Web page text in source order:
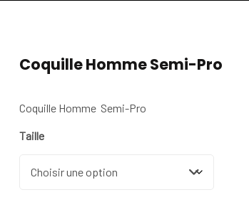
Coquille Homme Semi-Pro
Coquille Homme Semi-Pro
Taille